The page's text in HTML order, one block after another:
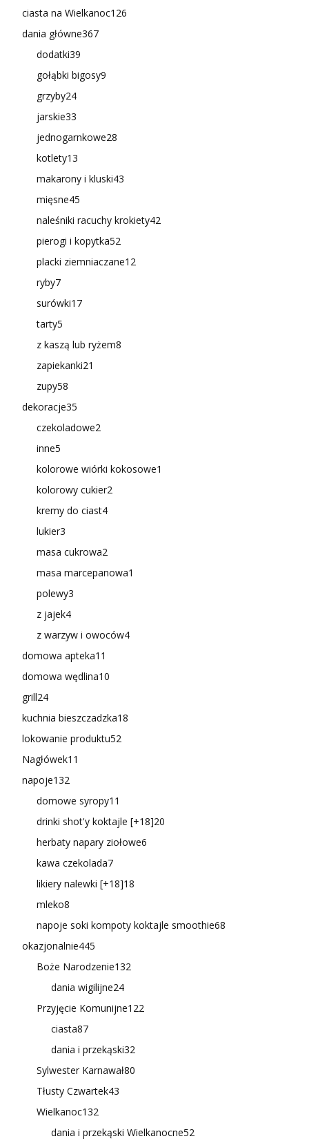
ciasta na Wielkanoc126
dania główne367
dodatki39
gołąbki bigosy9
grzyby24
jarskie33
jednogarnkowe28
kotlety13
makarony i kluski43
mięsne45
naleśniki racuchy krokiety42
pierogi i kopytka52
placki ziemniaczane12
ryby7
surówki17
tarty5
z kaszą lub ryżem8
zapiekanki21
zupy58
dekoracje35
czekoladowe2
inne5
kolorowe wiórki kokosowe1
kolorowy cukier2
kremy do ciast4
lukier3
masa cukrowa2
masa marcepanowa1
polewy3
z jajek4
z warzyw i owoców4
domowa apteka11
domowa wędlina10
grill24
kuchnia bieszczadzka18
lokowanie produktu52
Nagłówek11
napoje132
domowe syropy11
drinki shot'y koktajle [+18]20
herbaty napary ziołowe6
kawa czekolada7
likiery nalewki [+18]18
mleko8
napoje soki kompoty koktajle smoothie68
okazjonalnie445
Boże Narodzenie132
dania wigilijne24
Przyjęcie Komunijne122
ciasta87
dania i przekąski32
Sylwester Karnawał80
Tłusty Czwartek43
Wielkanoc132
dania i przekąski Wielkanocne52